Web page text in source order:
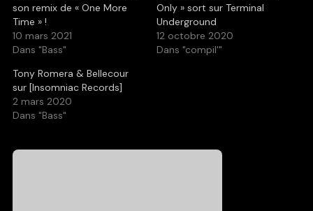
son remix de « One More
Time » !
10 mars 2021
Dans "Bass"
Only » sort sur Terminal
Underground
12 octobre 2020
Dans "compil'"
Tony Romera & Bellecour
sur [Insomniac Records]
2 mars 2020
Dans "Bass"